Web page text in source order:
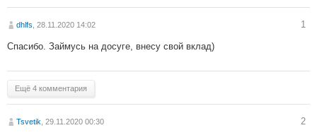
dhlfs , 28.11.2020 14:02 1
Спасибо. Займусь на досуге, внесу свой вклад)
Ещё 4 комментария
Tsvetik , 29.11.2020 00:30 2